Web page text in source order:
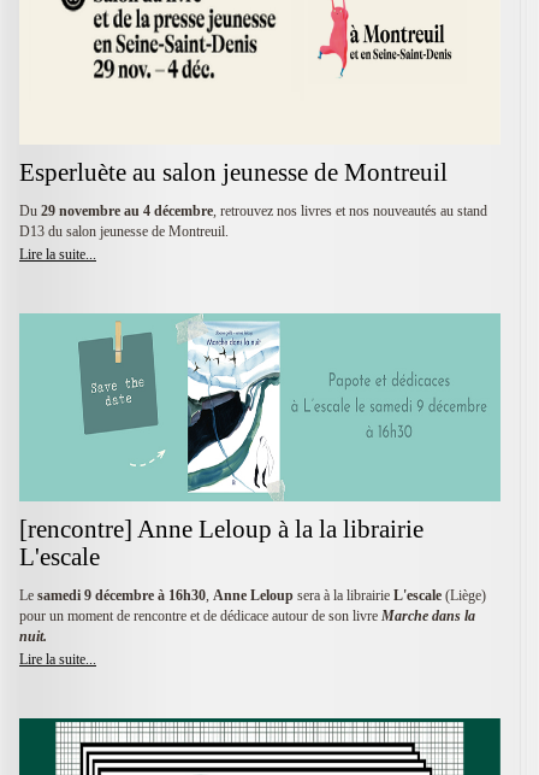
Esperluète au salon jeunesse de Montreuil
Du 29 novembre au 4 décembre, retrouvez nos livres et nos nouveautés au stand
D13 du salon jeunesse de Montreuil.
Lire la suite...
[rencontre] Anne Leloup à la la librairie
L'escale
Le samedi 9 décembre à 16h30, Anne Leloup sera à la librairie L'escale (Liège)
pour un moment de rencontre et de dédicace autour de son livre Marche dans la
nuit.
Lire la suite...